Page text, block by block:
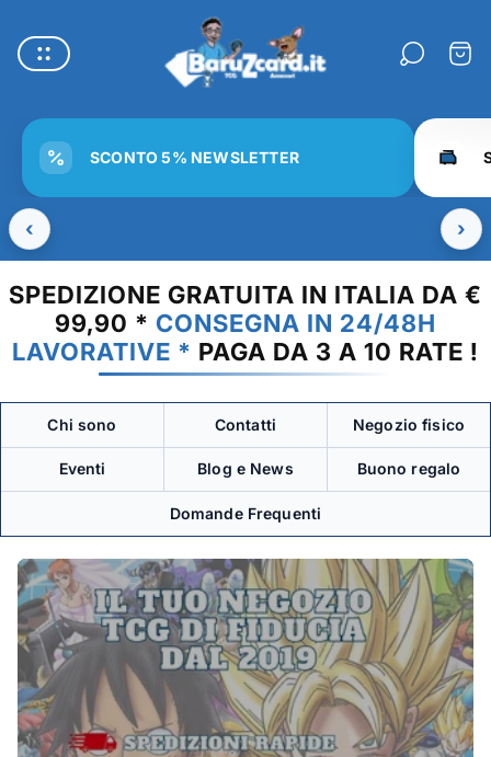
del
negozio"
SCONTO 5% NEWSLETTER
‹ ›
SPEDIZIONE GRATUITA IN ITALIA DA €
99,90 * CONSEGNA IN 24/48H
LAVORATIVE * PAGA DA 3 A 10 RATE !
Chi sono Contatti Negozio fisico
Eventi Blog e News Buono regalo
Domande Frequenti